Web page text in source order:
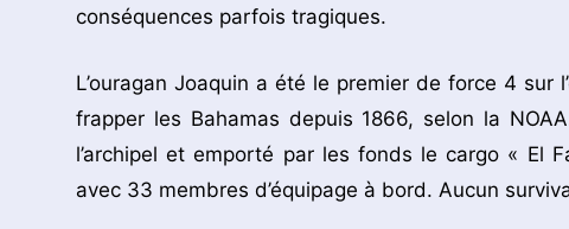
conséquences parfois tragiques.
L’ouragan Joaquin a été le premier de force 4 sur
frapper les Bahamas depuis 1866, selon la
l’archipel et emporté par les fonds le cargo « El
avec 33 membres d’équipage à bord. Aucun